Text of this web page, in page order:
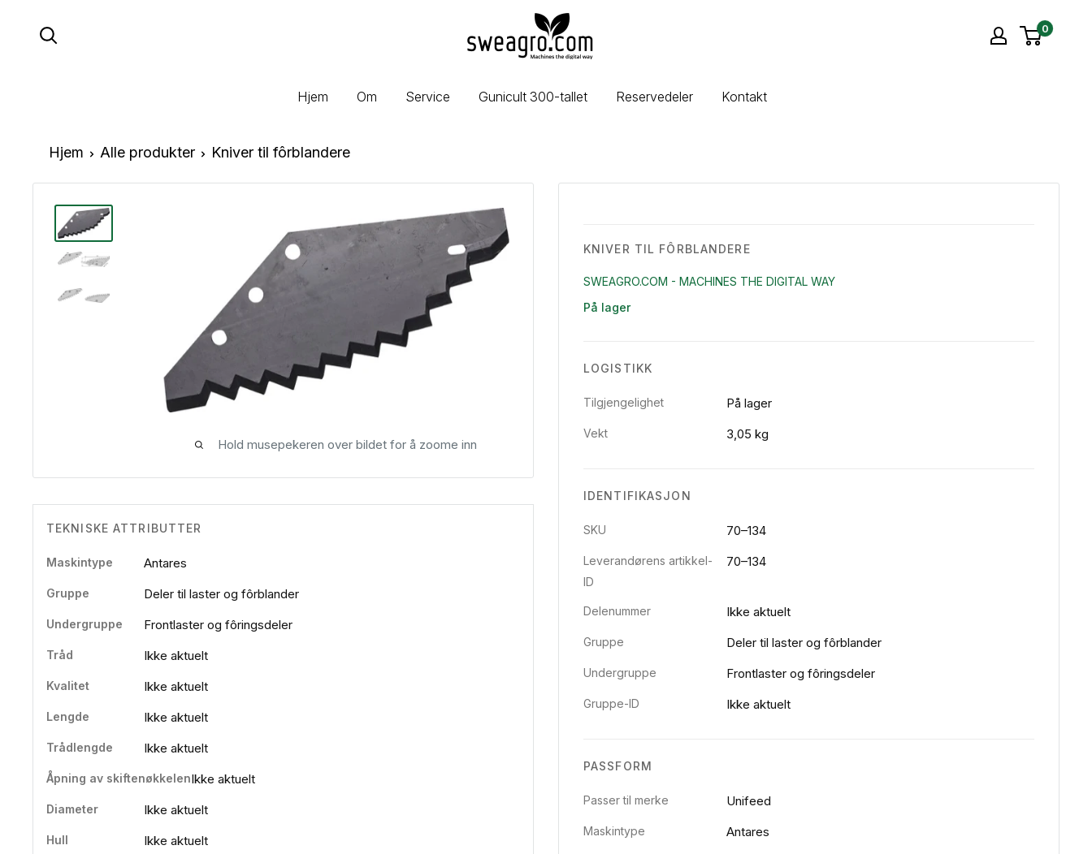
sweagro.com
-
the
0
Hjem Om Service Gunicult 300-tallet Reservedeler Kontakt
Hjem Alle produkter Kniver til fôrblandere
Hold musepekeren over bildet for å zoome inn
KNIVER TIL FÔRBLANDERE
SWEAGRO.COM - MACHINES THE DIGITAL WAY
På lager
LOGISTIKK
Tilgjengelighet På lager
Vekt 3,05 kg
IDENTIFIKASJON
SKU 70–134
Leverandørens artikkel-
ID
70–134
Delenummer Ikke aktuelt
Gruppe Deler til laster og fôrblander
Undergruppe Frontlaster og fôringsdeler
Gruppe-ID Ikke aktuelt
PASSFORM
Passer til merke Unifeed
Maskintype Antares
TEKNISKE ATTRIBUTTER
Maskintype Antares
Gruppe Deler til laster og fôrblander
Undergruppe Frontlaster og fôringsdeler
Tråd Ikke aktuelt
Kvalitet Ikke aktuelt
Lengde Ikke aktuelt
Trådlengde Ikke aktuelt
Åpning av skiftenøkkelenIkke aktuelt
Diameter Ikke aktuelt
Hull Ikke aktuelt